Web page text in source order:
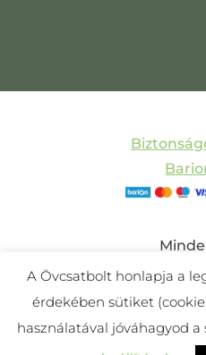
2025
A Övcsatbolt honlapja a
érdekében sütiket
használatával jóváhagyod